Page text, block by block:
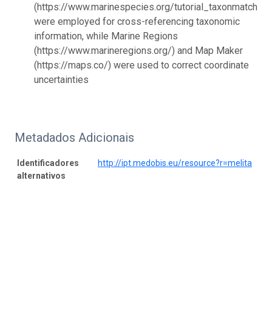
(https://www.marinespecies.org/
were employed for cross-referencing taxonomic
information, while Marine Regions
(https://www.marineregions.org/) and Map Maker
(https://maps.co/) were used to correct coordinate
uncertainties
Metadados Adicionais
Identificadores
alternativos
http://ipt.medobis.eu/resource?r=melita